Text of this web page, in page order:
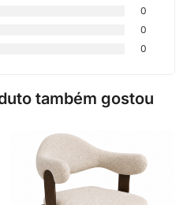
0
0
0
também gostou